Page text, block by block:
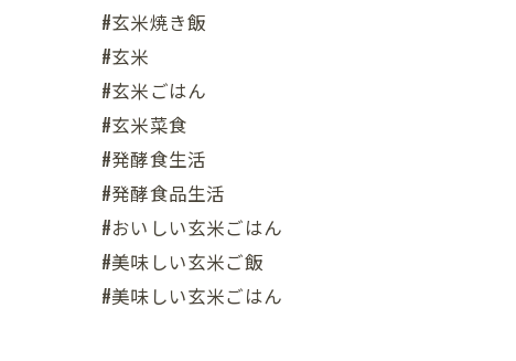
#玄米焼き飯
#玄米
#玄米ごはん
#玄米菜食
#発酵食生活
#発酵食品生活
#おいしい玄米ごはん
#美味しい玄米ご飯
#美味しい玄米ごはん